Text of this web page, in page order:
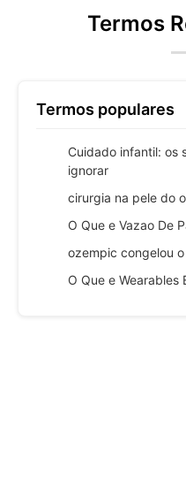
Termos
Termos populares
Cuidado infantil: os
ignorar
cirurgia na pele do
O Que e Vazao De
ozempic congelou
O Que e Wearables